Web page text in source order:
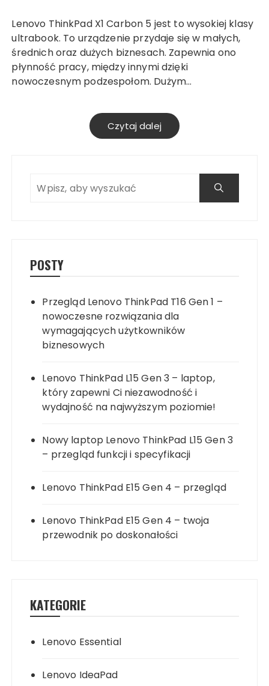
Lenovo ThinkPad X1 Carbon 5 jest to wysokiej klasy
ultrabook. To urządzenie przydaje się w małych,
średnich oraz dużych biznesach. Zapewnia ono
płynność pracy, między innymi dzięki
nowoczesnym podzespołom. Dużym…
Czytaj dalej
POSTY
Przegląd Lenovo ThinkPad T16 Gen 1 –
nowoczesne rozwiązania dla
wymagających użytkowników
biznesowych
Lenovo ThinkPad L15 Gen 3 – laptop,
który zapewni Ci niezawodność i
wydajność na najwyższym poziomie!
Nowy laptop Lenovo ThinkPad L15 Gen 3
– przegląd funkcji i specyfikacji
Lenovo ThinkPad E15 Gen 4 – przegląd
Lenovo ThinkPad E15 Gen 4 – twoja
przewodnik po doskonałości
KATEGORIE
Lenovo Essential
Lenovo IdeaPad